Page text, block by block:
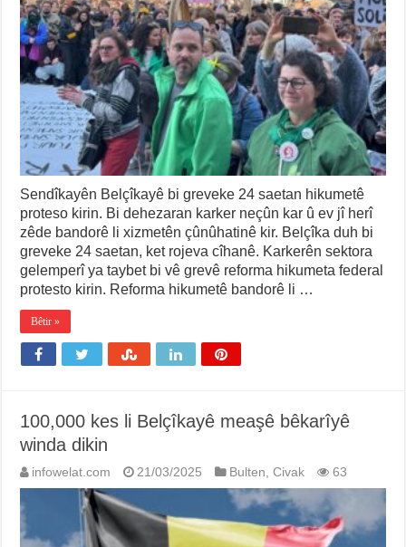
Sendîkayên Belçîkayê bi greveke 24 saetan hikumetê
proteso kirin. Bi dehezaran karker neçûn kar û ev jî herî
zêde bandorê li xizmetên çûnûhatinê kir. Belçîka duh bi
greveke 24 saetan, ket rojeva cîhanê. Karkerên sektora
gelemperî ya taybet bi vê grevê reforma hikumeta federal
protesto kirin. Reforma hikumetê bandorê li …
Bêtir »
100,000 kes li Belçîkayê meaşê bêkarîyê
winda dikin
infowelat.com 21/03/2025 Bulten,Civak 63